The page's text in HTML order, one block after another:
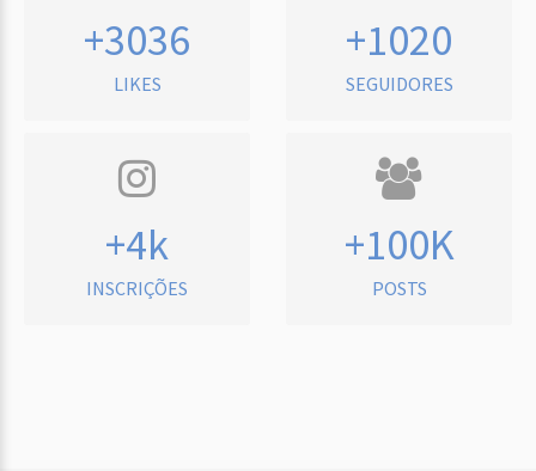
+3036
LIKES
+1020
SEGUIDORES
+4k
INSCRIÇÕES
+100K
POSTS